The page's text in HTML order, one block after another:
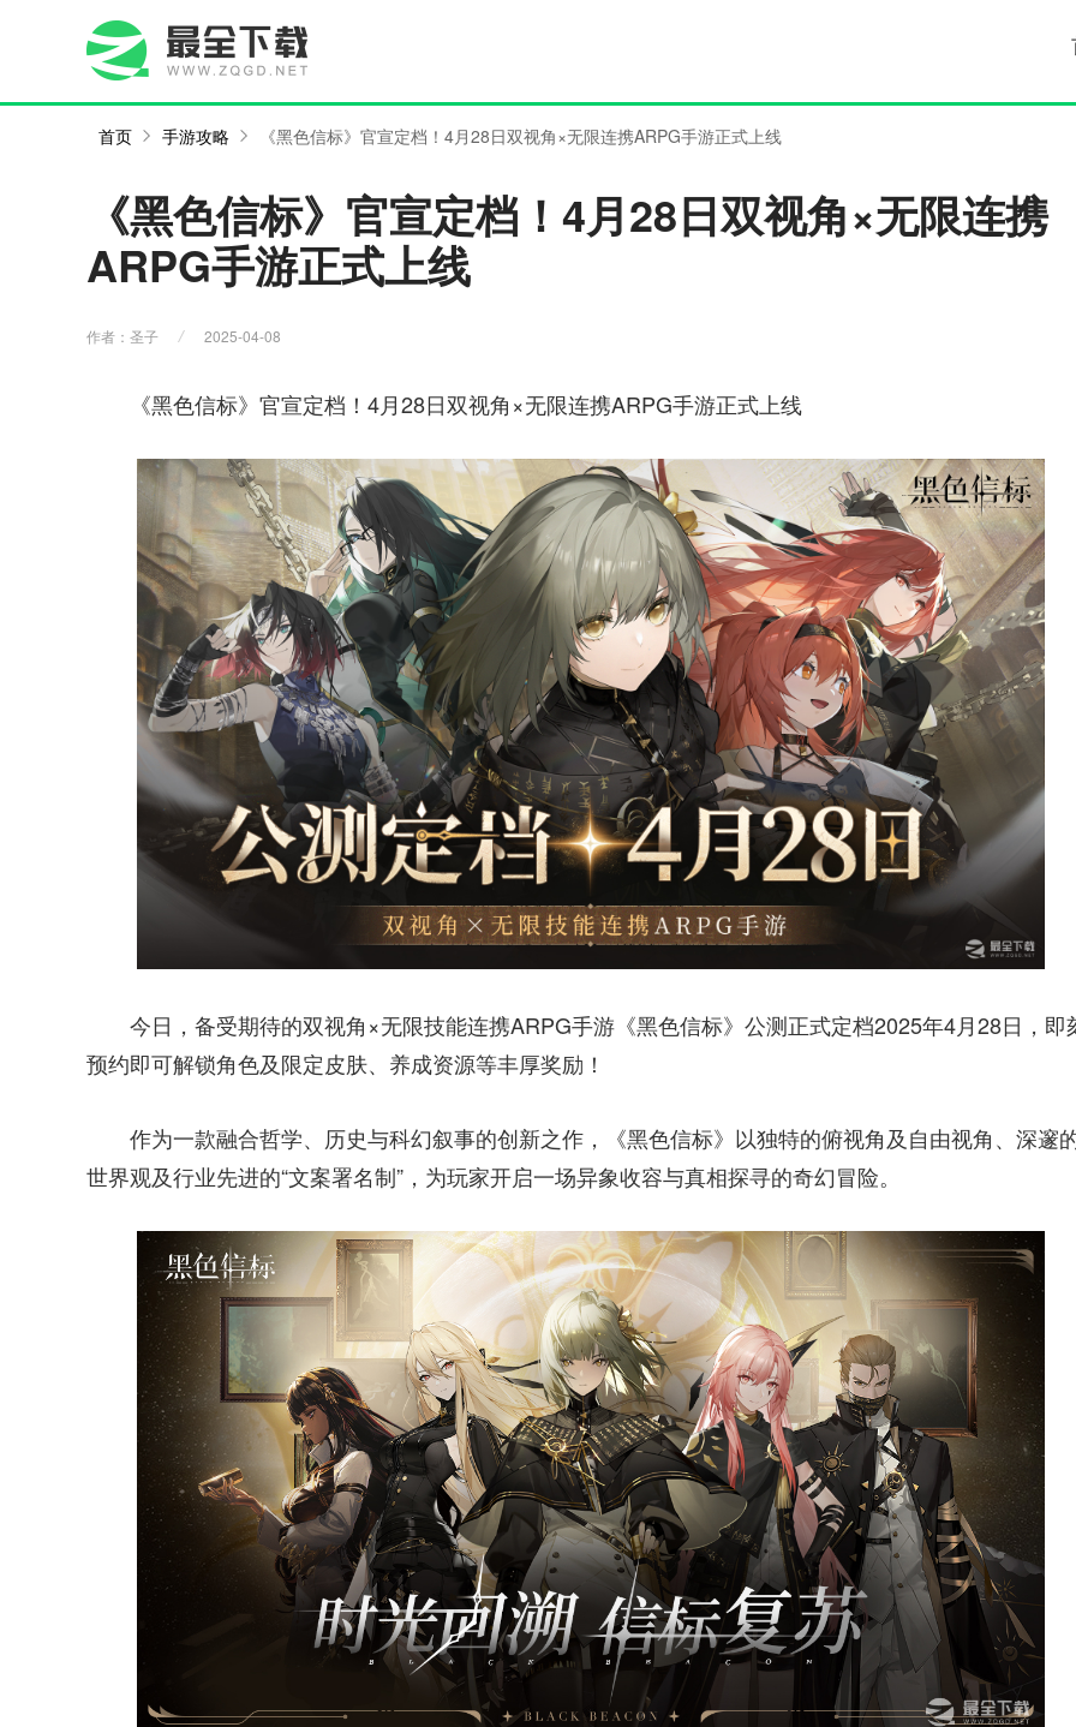
首页 手游攻略 《黑色信标》官宣定档！4月28日双视角×无限连携ARPG手游正式上线
《黑色信标》官宣定档！4月28日双视角×无限连携
ARPG手游正式上线
作者：圣子 2025-04-08
《黑色信标》官宣定档！4月28日双视角×无限连携ARPG手游正式上线
今日，备受期待的双视角×无限技能连携ARPG手游《黑色信标》公测正式定档2025年4月28日，即
预约即可解锁角色及限定皮肤、养成资源等丰厚奖励！
作为一款融合哲学、历史与科幻叙事的创新之作，《黑色信标》以独特的俯视角及自由视角、深邃
世界观及行业先进的“文案署名制”，为玩家开启一场异象收容与真相探寻的奇幻冒险。